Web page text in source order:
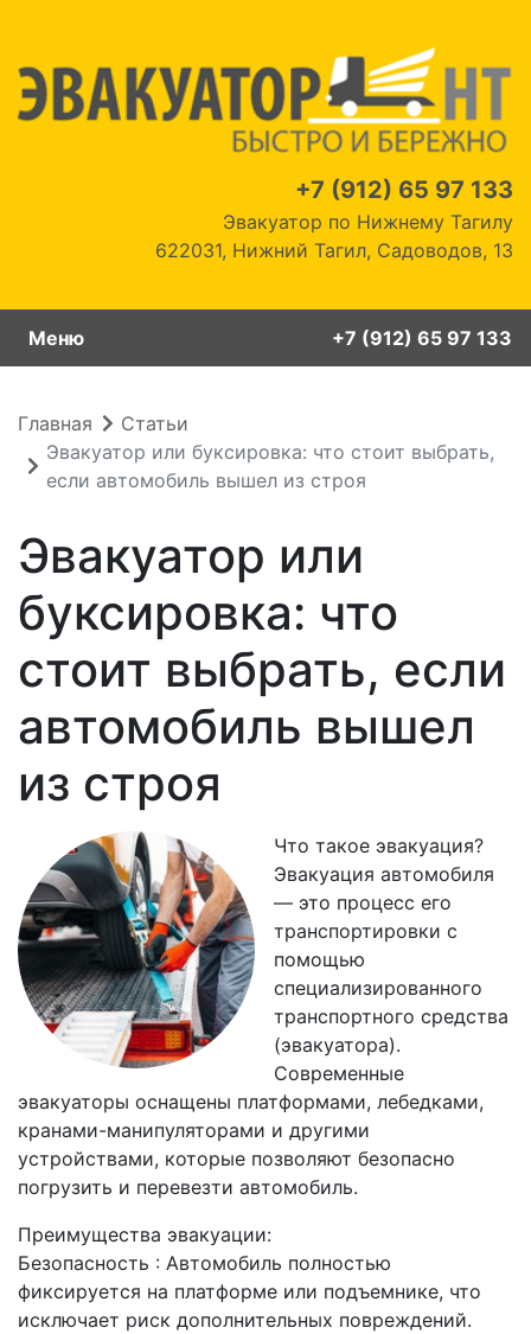
+7 (912) 65 97 133
Эвакуатор по Нижнему Тагилу
622031, Нижний Тагил, Садоводов, 13
Меню +7 (912) 65 97 133
Главная
Статьи
Эвакуатор или буксировка: что стоит выбрать,
если автомобиль вышел из строя
Эвакуатор или
буксировка: что
стоит выбрать, если
автомобиль вышел
из строя
Что такое эвакуация?
Эвакуация автомобиля
— это процесс его
транспортировки с
помощью
специализированного
транспортного средства
(эвакуатора).
Современные
эвакуаторы оснащены платформами, лебедками,
кранами-манипуляторами и другими
устройствами, которые позволяют безопасно
погрузить и перевезти автомобиль.
Преимущества эвакуации:
Безопасность : Автомобиль полностью
фиксируется на платформе или подъемнике, что
исключает риск дополнительных повреждений.